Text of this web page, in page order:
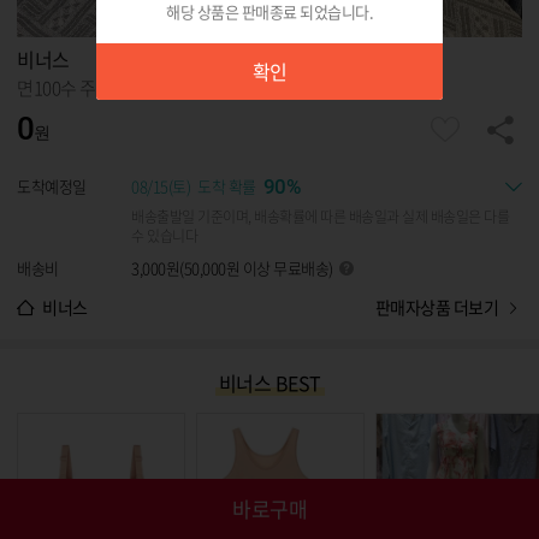
해당 상품은 판매종료 되었습니다.
확인